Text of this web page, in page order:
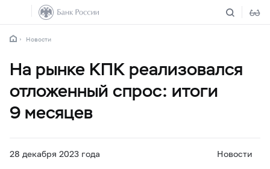
Новости
На рынке КПК реализовался
отложенный спрос: итоги
9 месяцев
28 декабря 2023 года Новости